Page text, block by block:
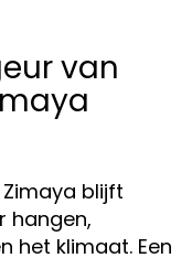
van
blijft
hangen,
het klimaat. Een